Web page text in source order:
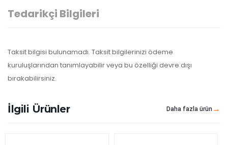
Tedarikçi Bilgileri
Taksit bilgisi bulunamadı. Taksit bilgilerinizi ödeme
kuruluşlarından tanımlayabilir veya bu özelliği devre dışı
bırakabilirsiniz.
İlgili Ürünler Daha fazla ürün